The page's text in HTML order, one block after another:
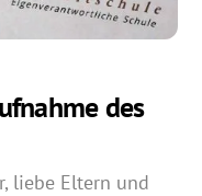
des
liebe Eltern und